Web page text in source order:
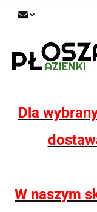
Dla
W naszym